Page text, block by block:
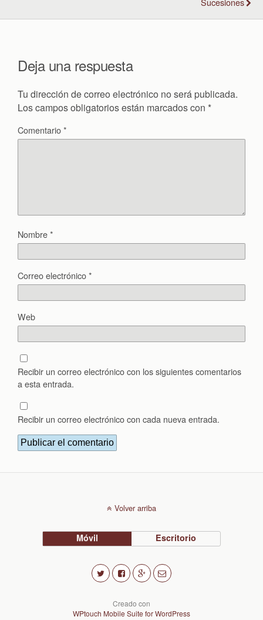
Deja una respuesta
Tu dirección de correo electrónico no será publicada.
Los campos obligatorios están marcados con *
Comentario*
Nombre*
Correo electrónico*
Web
Recibir un correo electrónico con los siguientes comentarios
a esta entrada.
Recibir un correo electrónico con cada nueva entrada.
Volver arriba
Móvil Escritorio
Creado con
WPtouch Mobile Suite for WordPress